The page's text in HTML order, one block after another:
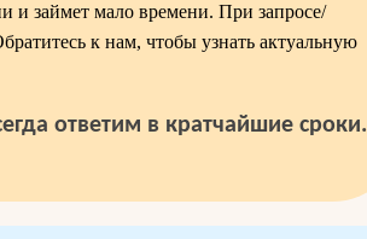
и займет мало времени. При запросе/
к нам, чтобы узнать актуальную
ответим в кратчайшие сроки.